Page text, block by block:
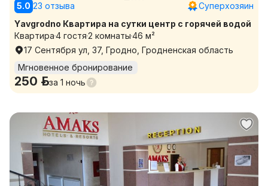
5.0 23 отзыва
Суперхозяин
Yavgrodno Квартира на сутки центр с горячей водой
Квартира4 гостя2 комнаты46 м²
17 Сентября ул, 37, Гродно, Гродненская область
Мгновенное бронирование
250 р.за 1 ночь